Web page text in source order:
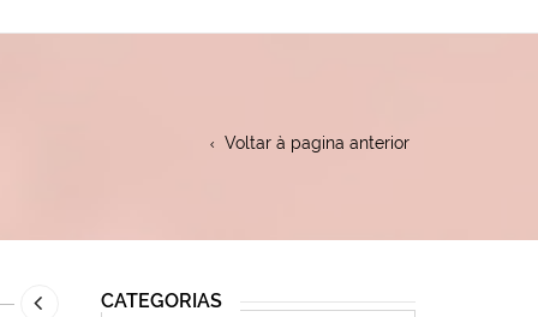
Voltar à pagina anterior
CATEGORIAS